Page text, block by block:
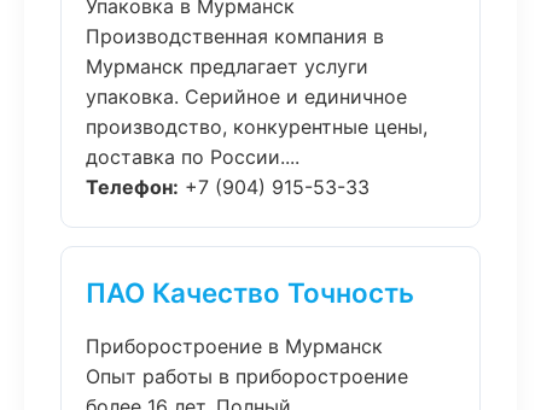
Упаковка в Мурманск
Производственная компания в
Мурманск предлагает услуги
упаковка. Серийное и единичное
производство, конкурентные цены,
доставка по России....
Телефон: +7 (904) 915-53-33
ПАО Качество Точность
Приборостроение в Мурманск
Опыт работы в приборостроение